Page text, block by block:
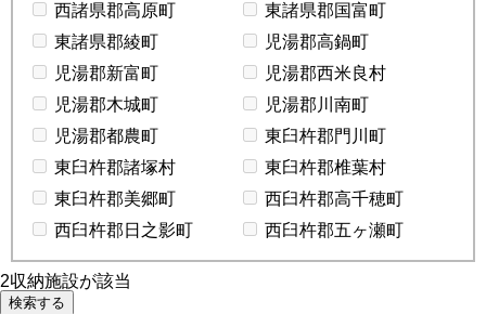
西諸県郡高原町
東諸県郡国富町
東諸県郡綾町
児湯郡高鍋町
児湯郡新富町
児湯郡西米良村
児湯郡木城町
児湯郡川南町
児湯郡都農町
東臼杵郡門川町
東臼杵郡諸塚村
東臼杵郡椎葉村
東臼杵郡美郷町
西臼杵郡高千穂町
西臼杵郡日之影町
西臼杵郡五ヶ瀬町
2収納施設が該当